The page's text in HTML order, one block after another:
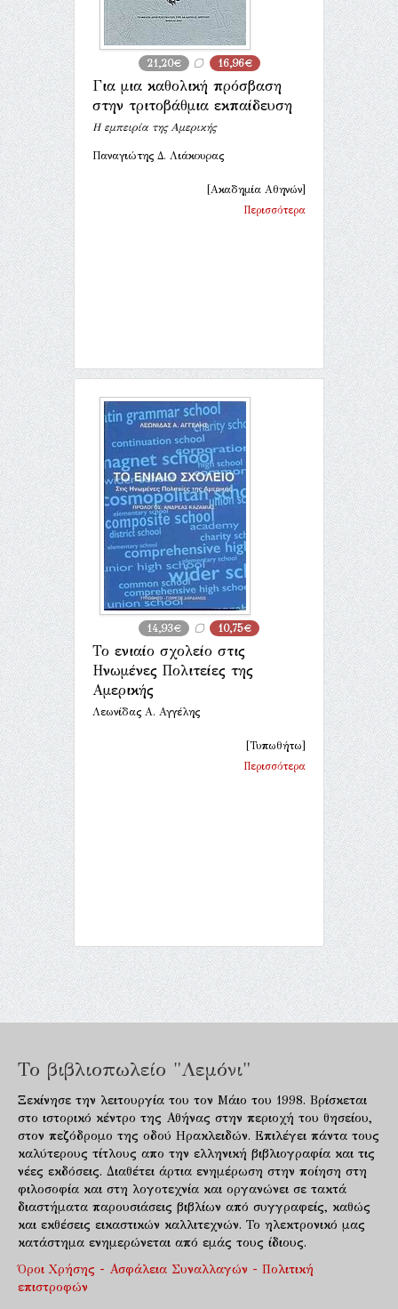
21,20€ 16,96€
Για μια καθολική πρόσβαση
στην τριτοβάθμια εκπαίδευση
Η εμπειρία της Αμερικής
Παναγιώτης Δ. Λιάκουρας
[Ακαδημία Αθηνών]
Περισσότερα
14,93€ 10,75€
Το ενιαίο σχολείο στις
Ηνωμένες Πολιτείες της
Αμερικής
Λεωνίδας Α. Αγγέλης
[Τυπωθήτω]
Περισσότερα
Το βιβλιοπωλείο "Λεμόνι"
Ξεκίνησε την λειτουργία του τον Μάιο του 1998. Βρίσκεται
στο ιστορικό κέντρο της Αθήνας στην περιοχή του θησείου,
στον πεζόδρομο της οδού Ηρακλειδών. Επιλέγει πάντα τους
καλύτερους τίτλους απο την ελληνική βιβλιογραφία και τις
νέες εκδόσεις. Διαθέτει άρτια ενημέρωση στην ποίηση στη
φιλοσοφία και στη λογοτεχνία και οργανώνει σε τακτά
διαστήματα παρουσιάσεις βιβλίων από συγγραφείς, καθώς
και εκθέσεις εικαστικών καλλιτεχνών. Το ηλεκτρονικό μας
κατάστημα ενημερώνεται από εμάς τους ίδιους.
Όροι Χρήσης - Ασφάλεια Συναλλαγών - Πολιτική
επιστροφών